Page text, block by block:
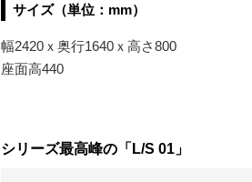
サイズ（単位：mm）
幅2420ｘ奥行1640ｘ高さ800
座面高440
シリーズ最高峰の「L/S 01」